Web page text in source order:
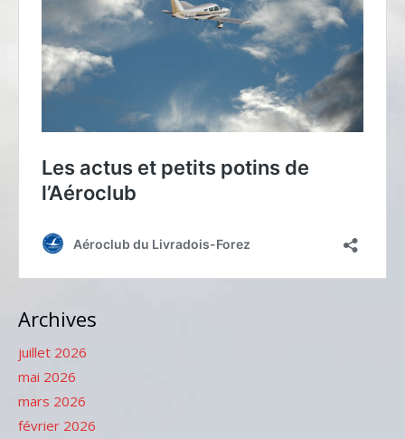
Archives
juillet 2026
mai 2026
mars 2026
février 2026